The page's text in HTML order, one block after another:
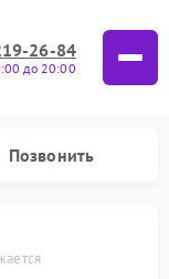
26-84
до 20:00
Позвонить